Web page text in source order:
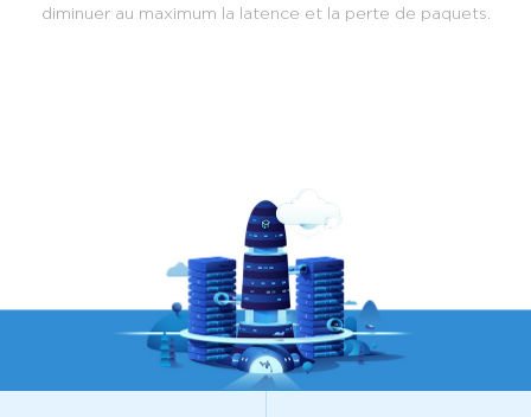
diminuer au maximum la latence et la perte de paquets.